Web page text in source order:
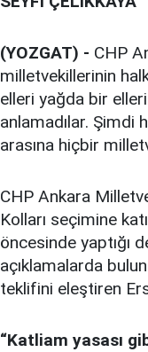
(YOZGAT) - CHP
milletvekillerinin
elleri yağda bir
anlamadılar. Şimdi
arasına hiçbir
CHP Ankara
Kolları seçimine
öncesinde yaptığı
açıklamalarda
teklifini eleştiren
“Katliam yasası